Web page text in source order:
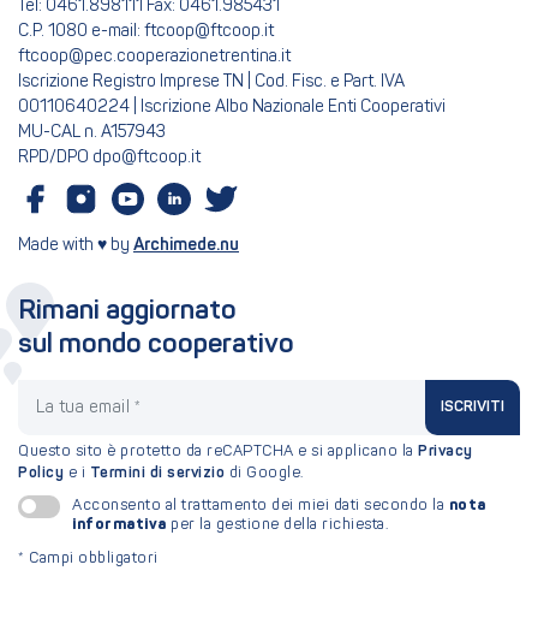
Tel: 0461.898111 Fax: 0461.985431
C.P. 1080 e-mail: ftcoop@ftcoop.it
ftcoop@pec.cooperazionetrentina.it
Iscrizione Registro Imprese TN | Cod. Fisc. e Part. IVA
00110640224 | Iscrizione Albo Nazionale Enti Cooperativi
MU-CAL n. A157943
RPD/DPO dpo@ftcoop.it
Made with ♥ by Archimede.nu
Rimani aggiornato
sul mondo cooperativo
ISCRIVITI
Questo sito è protetto da reCAPTCHA e si applicano la Privacy
Policy e i Termini di servizio di Google.
Acconsento al trattamento dei miei dati secondo la nota
informativa per la gestione della richiesta.
* Campi obbligatori